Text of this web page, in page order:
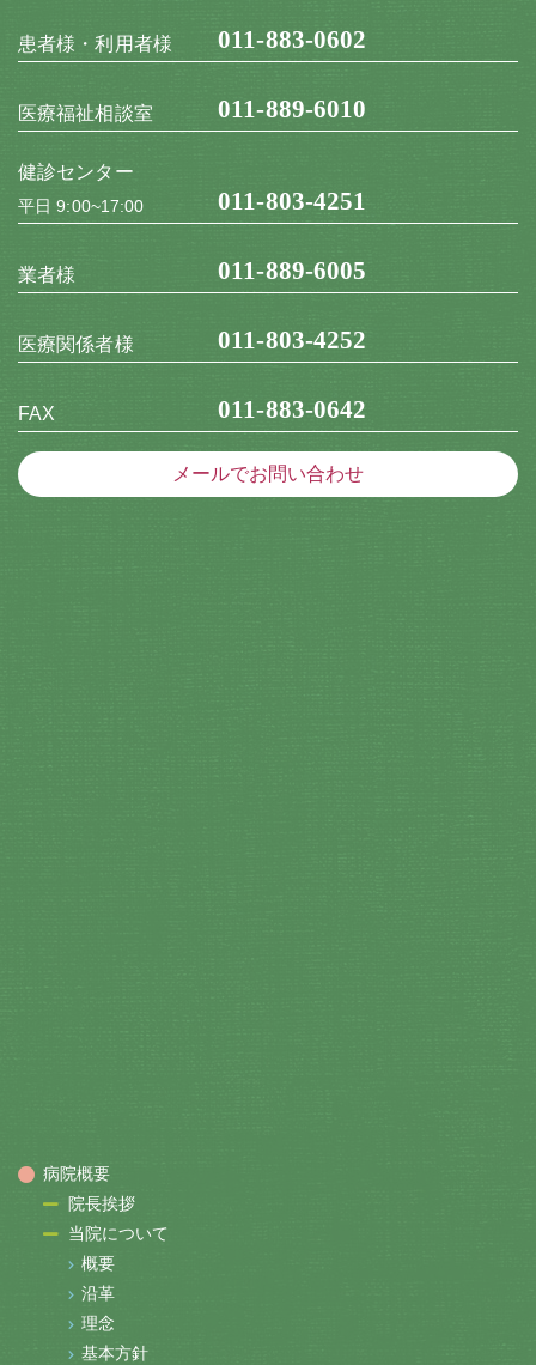
患者様・利用者様 011-883-0602
医療福祉相談室 011-889-6010
健診センター
平日 9:00~17:00 011-803-4251
業者様 011-889-6005
医療関係者様 011-803-4252
FAX 011-883-0642
メールでお問い合わせ
病院概要
院長挨拶
当院について
概要
沿革
理念
基本方針